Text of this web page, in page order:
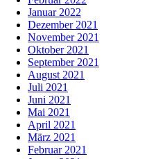
Januar 2022
Dezember 2021
November 2021
Oktober 2021
September 2021
August 2021
Juli 2021
Juni 2021
Mai 2021
April 2021
März 2021
Februar 2021